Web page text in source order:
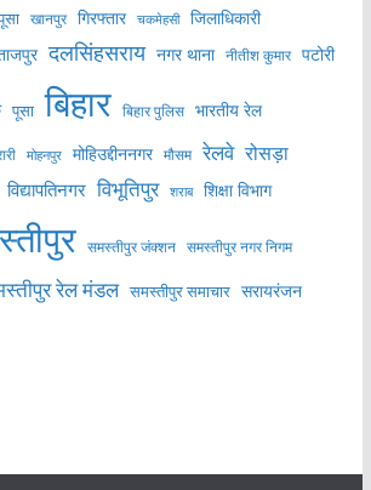
खानपुर गिरफ्तार चकमेहसी जिलाधिकारी
दलसिंहसराय नगर थाना नीतीश कुमार पटोरी
पूसा बिहार बिहार पुलिस भारतीय रेल
मोहनपुर मोहिउद्दीननगर मौसम रेलवे रोसड़ा
विद्यापतिनगर विभूतिपुर शराब शिक्षा विभाग
समस्तीपुर जंक्शन समस्तीपुर नगर निगम
रेल मंडल समस्तीपुर समाचार सरायरंजन